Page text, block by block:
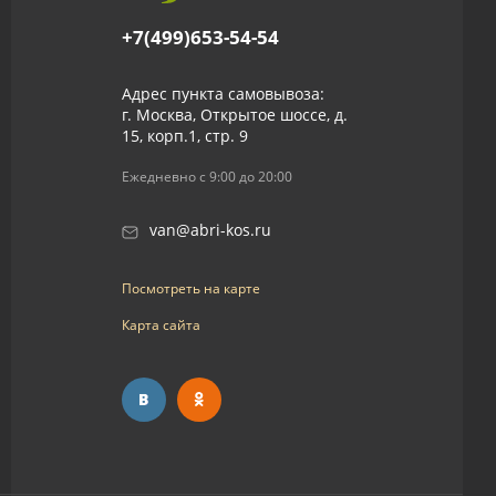
+7(499)653-54-54
Адрес пункта самовывоза:
г. Москва, Открытое шоссе, д.
15, корп.1, стр. 9
Ежедневно с 9:00 до 20:00
van@abri-kos.ru
Посмотреть на карте
Карта сайта